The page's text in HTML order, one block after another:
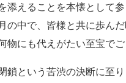
添えることを本懐として
の中で、皆様と共に歩ん
物にも代えがたい至宝でご
鎖という苦渋の決断に至り